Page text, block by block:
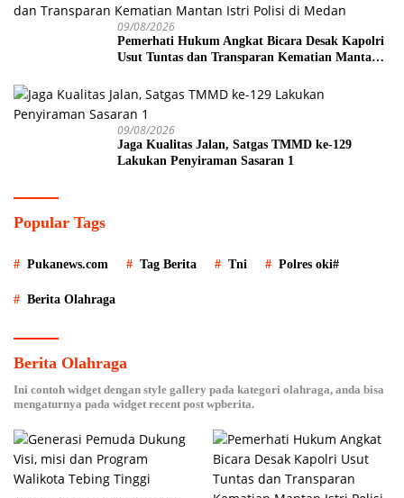
09/08/2026
Pemerhati Hukum Angkat Bicara Desak Kapolri
Usut Tuntas dan Transparan Kematian Mantan
09/08/2026
Jaga Kualitas Jalan, Satgas TMMD ke-129
Lakukan Penyiraman Sasaran 1
Popular Tags
Pukanews.com Tag Berita Tni Polres oki#
Berita Olahraga
Berita Olahraga
Ini contoh widget dengan style gallery pada kategori olahraga, anda bisa
mengaturnya pada widget recent post wpberita.